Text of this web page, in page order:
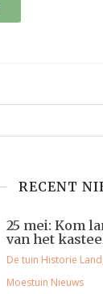
RECENT
25 mei: Kom
van het
De tuin Historie
Moestuin Nieuws